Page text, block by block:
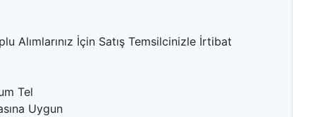
Alımlarınız İçin Satış Temsilcinizle İrtibat
Tel
Uygun